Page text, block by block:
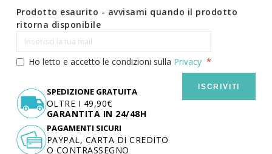
Prodotto esaurito - avvisami quando il prodotto
ritorna disponibile
Ho letto e accetto le condizioni sulla Privacy
ISCRIVITI
SPEDIZIONE GRATUITA
OLTRE I 49,90€
GARANTITA IN 24/48H
PAGAMENTI SICURI
PAYPAL, CARTA DI CREDITO
O CONTRASSEGNO